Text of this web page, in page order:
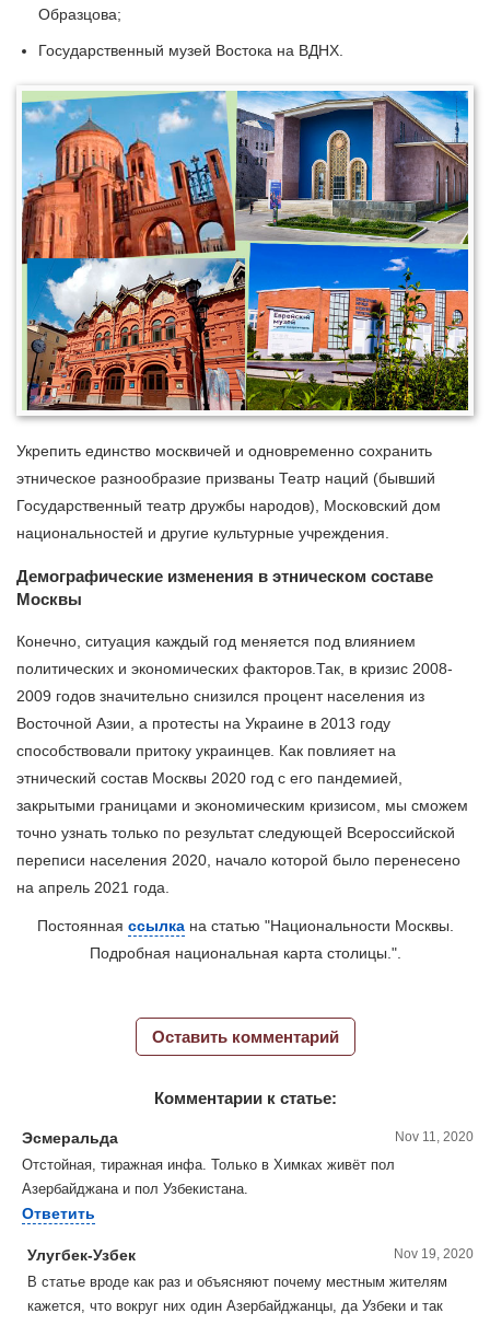
Образцова;
Государственный музей Востока на ВДНХ.
Укрепить единство москвичей и одновременно сохранить
этническое разнообразие призваны Театр наций (бывший
Государственный театр дружбы народов), Московский дом
национальностей и другие культурные учреждения.
Демографические изменения в этническом составе
Москвы
Конечно, ситуация каждый год меняется под влиянием
политических и экономических факторов.Так, в кризис 2008-
2009 годов значительно снизился процент населения из
Восточной Азии, а протесты на Украине в 2013 году
способствовали притоку украинцев. Как повлияет на
этнический состав Москвы 2020 год с его пандемией,
закрытыми границами и экономическим кризисом, мы сможем
точно узнать только по результат следующей Всероссийской
переписи населения 2020, начало которой было перенесено
на апрель 2021 года.
Постоянная ссылкана статью "Национальности Москвы.
Подробная национальная карта столицы.".
Оставить комментарий
Комментарии к статье:
Эсмеральда Nov 11, 2020
Отстойная, тиражная инфа. Только в Химках живёт пол
Азербайджана и пол Узбекистана.
Ответить
Улугбек-Узбек Nov 19, 2020
В статье вроде как раз и объясняют почему местным жителям
кажется, что вокруг них один Азербайджанцы, да Узбеки и так